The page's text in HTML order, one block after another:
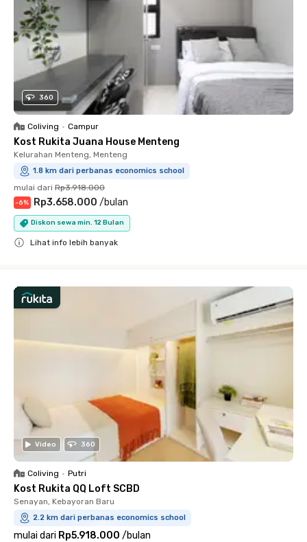
360
Coliving • Campur
Kost Rukita Juana House Menteng
Kelurahan Menteng, Menteng
1.8 km dari perbanas economics school
mulai dari Rp3.918.000
-6% Rp3.658.000 /bulan
Diskon sewa min. 12 Bulan
Lihat info lebih banyak
Video 360
Coliving • Putri
Kost Rukita QQ Loft SCBD
Senayan, Kebayoran Baru
2.2 km dari perbanas economics school
mulai dari Rp5.918.000 /bulan